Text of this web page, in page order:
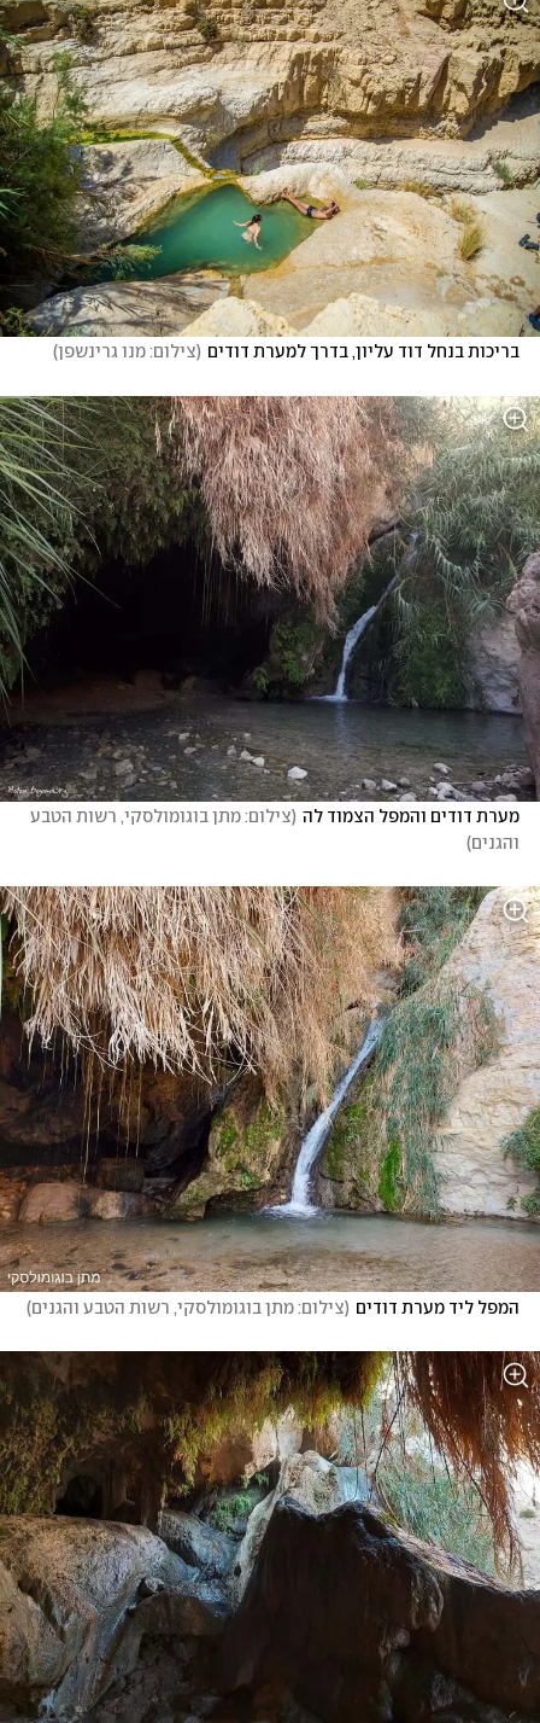
בריכות בנחל דוד עליון, בדרך למערת דודים (צילום: מנו גרינשפן)
מערת דודים והמפל הצמוד לה (
והגנים )
המפל ליד מערת דודים (צילום: מתן בוגומולסקי, רשות הטבע והגנים)